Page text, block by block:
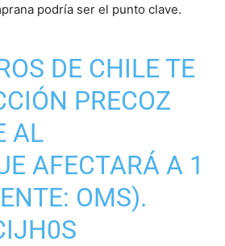
podría ser el punto clave.
DE CHILE TE
PRECOZ
AL
AFECTARÁ A 1
OMS).